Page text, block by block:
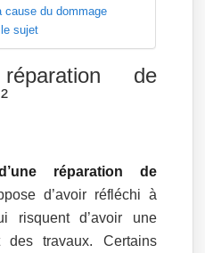
cause du dommage
sujet
de
réparation de
d’avoir réfléchi à
risquent d’avoir une
travaux. Certains